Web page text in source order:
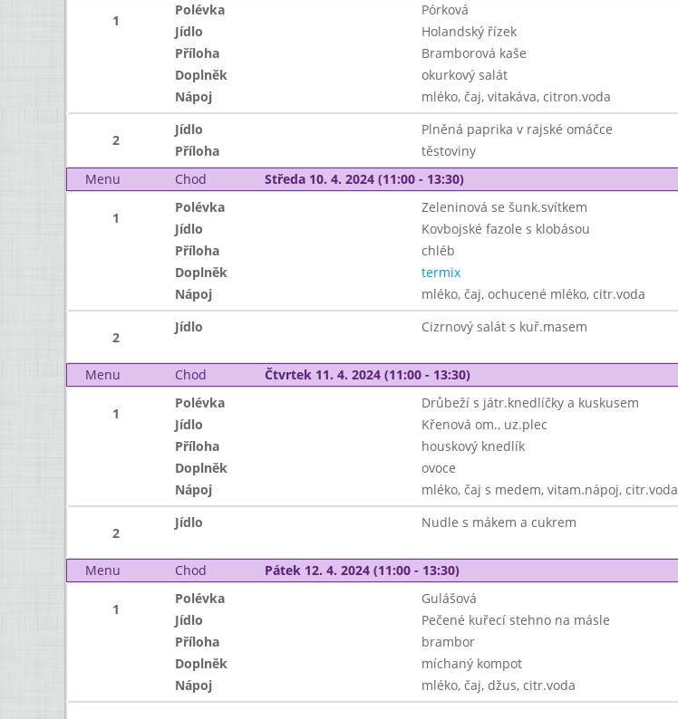
1
Polévka Pórková
Jídlo
Holandský řízek
Příloha
Bramborová kaše
Doplněk
okurkový salát
Nápoj
mléko, čaj, vitakáva, citron.voda
2
Jídlo Plněná paprika v rajské omáčce
Příloha
těstoviny
Menu
Chod Středa 10. 4. 2024 (11:00 - 13:30)
1
Polévka Zeleninová se šunk.svítkem
Jídlo
Kovbojské fazole s klobásou
Příloha
chléb
Doplněk
termix
Nápoj
mléko, čaj, ochucené mléko, citr.voda
2
Jídlo Cizrnový salát s kuř.masem
Menu Chod Čtvrtek 11. 4. 2024 (11:00 - 13:30)
1
Polévka Drůbeží s játr.knedlíčky a kuskusem
Jídlo
Křenová om., uz.plec
Příloha
houskový knedlík
Doplněk
ovoce
Nápoj
mléko, čaj s medem, vitam.nápoj, citr.voda
2
Jídlo Nudle s mákem a cukrem
Menu Chod Pátek 12. 4. 2024 (11:00 - 13:30)
1
Polévka Gulášová
Jídlo
Pečené kuřecí stehno na másle
Příloha
brambor
Doplněk
míchaný kompot
Nápoj
mléko, čaj, džus, citr.voda